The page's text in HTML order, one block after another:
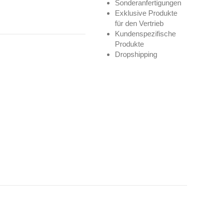
Sonderanfertigungen
Exklusive Produkte
für den Vertrieb
Kundenspezifische
Produkte
Dropshipping